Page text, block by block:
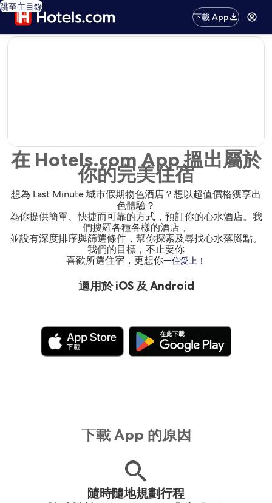
跳至主目錄
下載 App
editorial
在 Hotels.com App 搵出屬於
你的完美住宿
想為 Last Minute 城市假期物色酒店？想以超值價格獲享出
色體驗？
為你提供簡單、快捷而可靠的方式，預訂你的心水酒店。我
們搜羅各種各樣的酒店，
並設有深度排序與篩選條件，幫你探索及尋找心水落腳點。
我們的目標，不止要你
喜歡所選住宿，更想你一住愛上！
適用於 iOS 及 Android
下載 App 的原因
隨時隨地規劃行程